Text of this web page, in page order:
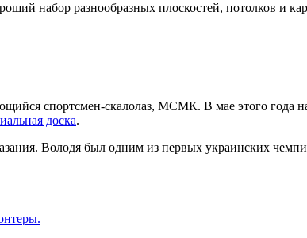
набор разнообразных плоскостей, потолков и
спортсмен-скалолаз, МСМК. В мае этого года
доска.
Володя был одним из первых украинских